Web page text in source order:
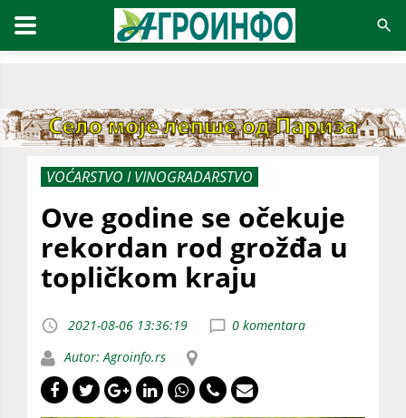
VOĆARSTVO I VINOGRADARSTVO
Ove godine se očekuje
rekordan rod grožđa u
topličkom kraju
2021-08-06 13:36:19
0 komentara
Autor: Agroinfo.rs